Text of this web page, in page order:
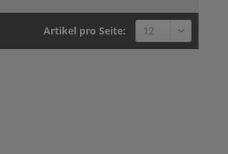
Artikel pro Seite: